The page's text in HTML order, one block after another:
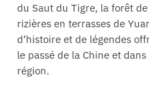
du Saut du Tigre, la forêt
rizières en terrasses de
d’histoire et de légendes
le passé de la Chine et
région.